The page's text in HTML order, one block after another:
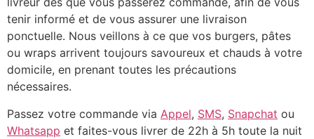
tenir informé et de vous assurer une livraison
ponctuelle. Nous veillons à ce que vos burgers, pâtes
ou wraps arrivent toujours savoureux et chauds à votre
domicile, en prenant toutes les précautions
nécessaires.
Passez votre commande via Appel, SMS, Snapchat ou
Whatsapp et faites-vous livrer de 22h à 5h toute la nuit